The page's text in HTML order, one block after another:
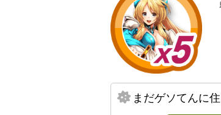
まだゲソてんに